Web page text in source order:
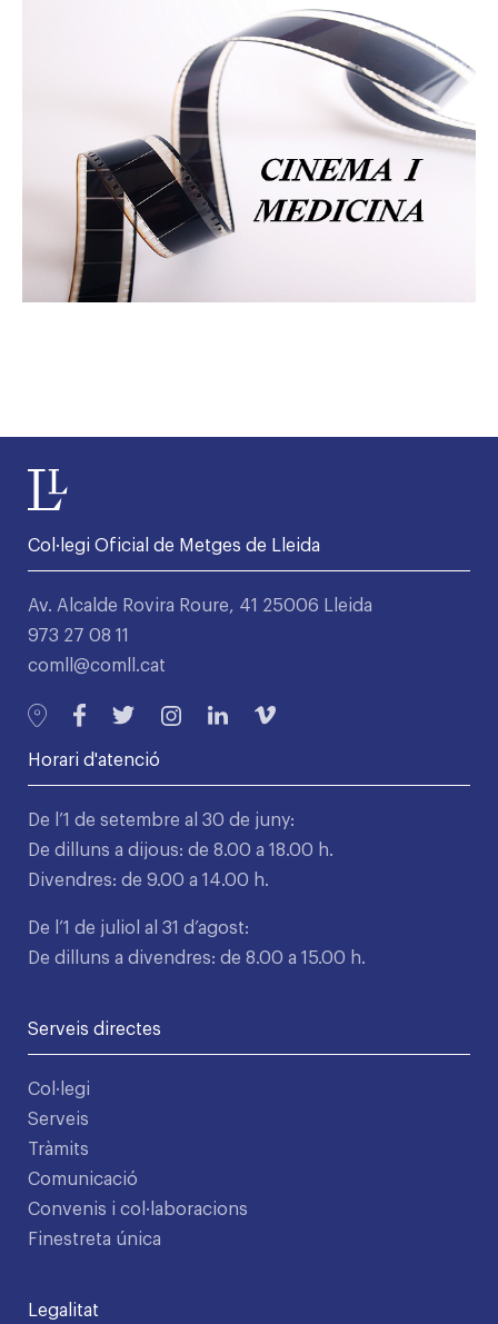
Col·legi Oficial de Metges de Lleida
Av. Alcalde Rovira Roure, 41 25006 Lleida
973 27 08 11
comll@comll.cat
Horari d'atenció
De l’1 de setembre al 30 de juny:
De dilluns a dijous: de 8.00 a 18.00 h.
Divendres: de 9.00 a 14.00 h.
De l’1 de juliol al 31 d’agost:
De dilluns a divendres: de 8.00 a 15.00 h.
Serveis directes
Col·legi
Serveis
Tràmits
Comunicació
Convenis i col·laboracions
Finestreta única
Legalitat